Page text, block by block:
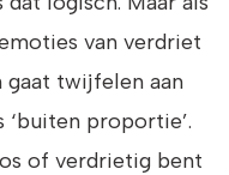
van verdriet
gaat twijfelen aan
proportie’.
of verdrietig bent